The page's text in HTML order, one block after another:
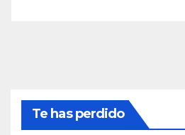
Te has perdido